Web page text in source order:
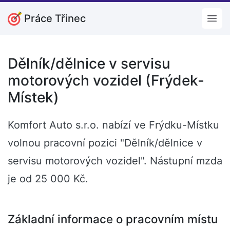
Práce Třinec
Dělník/dělnice v servisu
motorových vozidel (Frýdek-
Místek)
Komfort Auto s.r.o. nabízí ve Frýdku-Místku
volnou pracovní pozici "Dělník/dělnice v
servisu motorových vozidel". Nástupní mzda
je od 25 000 Kč.
Základní informace o pracovním místu